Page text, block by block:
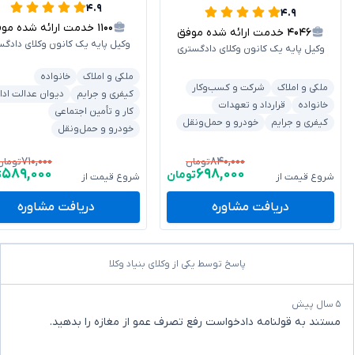
۴.۹
۴۰۴۶ خدمت ارائه شده موفق
وکیل پایه یک کانون وکلای دادگستری
ملکی و املاک
شرکت و کسب‌وکار
خانواده
قرارداد و تعهدات
کیفری و جرایم
خودرو و حمل‌ونقل
شروع قیمت از
۸۴۰,۰۰۰تومان
۶۹۸,۰۰۰تومان
دریافت مشاوره
۴.۹
۱۱۰۰ خدمت ارائه شده موفق
وکیل پایه یک کانون وکلای
ملکی و املاک
خانواده
کیفری و جرایم
دیوان عدالت
کار و تأمین اجتماعی
خودرو و حمل‌ونقل
شروع قیمت از
۷۱۰,۰۰۰
۵۸۹,۰۰۰
دریافت مشاوره
پاسخ توسط یکی از وکلای بنیاد وکلا
۵ سال پیش
مستند به قولنامه دادخواست رفع تصرف عمو از مغازه را بدهید.